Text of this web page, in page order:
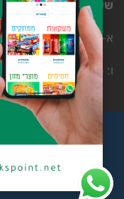
שעות פעילות:
א-ה: 8:30-18:00
ו: 8:30-14:30